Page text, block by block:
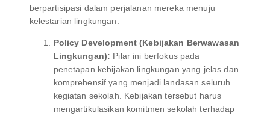
berpartisipasi dalam perjalanan mereka menuju
kelestarian lingkungan:
Policy Development (Kebijakan Berwawasan
Lingkungan): Pilar ini berfokus pada
penetapan kebijakan lingkungan yang jelas dan
komprehensif yang menjadi landasan seluruh
kegiatan sekolah. Kebijakan tersebut harus
mengartikulasikan komitmen sekolah terhadap